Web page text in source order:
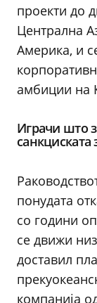
проекти до
Централна
Америка, и
амбиции на
Играчи што
санкциската
понудата
со години
се движи
доставил
компанија